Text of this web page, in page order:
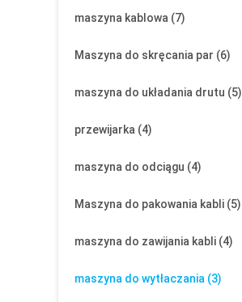
maszyna kablowa (7)
Maszyna do skręcania par (6)
maszyna do układania drutu (5)
przewijarka (4)
maszyna do odciągu (4)
Maszyna do pakowania kabli (5)
maszyna do zawijania kabli (4)
maszyna do wytłaczania (3)